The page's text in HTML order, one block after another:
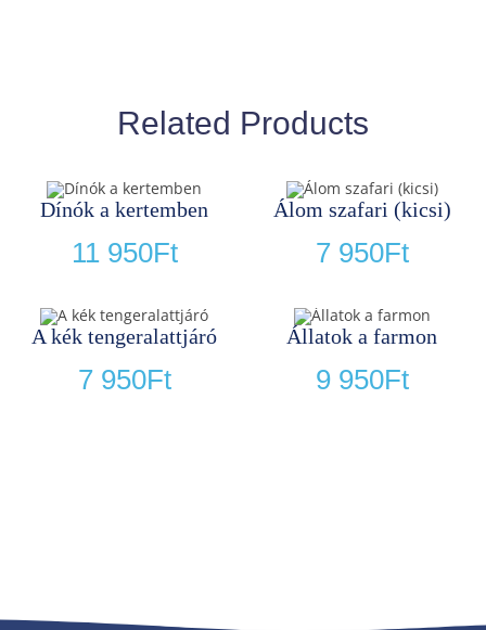
Related Products
Dínók a kertemben
11 950Ft
Álom szafari (kicsi)
7 950Ft
A kék tengeralattjáró
7 950Ft
Állatok a farmon
9 950Ft